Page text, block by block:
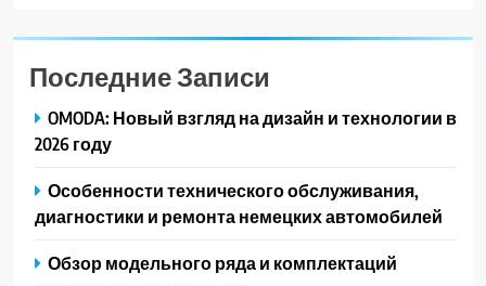
Последние Записи
OMODA: Новый взгляд на дизайн и технологии в
2026 году
Особенности технического обслуживания,
диагностики и ремонта немецких автомобилей
Обзор модельного ряда и комплектаций